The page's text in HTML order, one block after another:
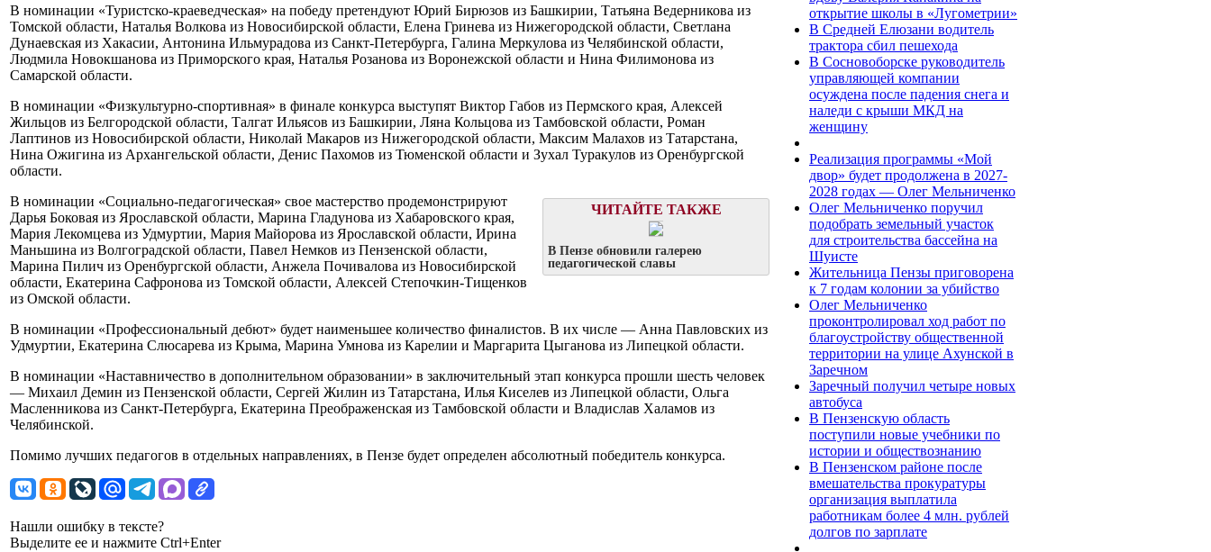
В номинации «Туристско-краеведческая» на победу претендуют Юрий Бирюзов из Башкирии, Татьяна Ведерникова из
Томской области, Наталья Волкова из Новосибирской области, Елена Гринева из Нижегородской области, Светлана
Дунаевская из Хакасии, Антонина Ильмурадова из Санкт-Петербурга, Галина Меркулова из Челябинской области,
Людмила Новокшанова из Приморского края, Наталья Розанова из Воронежской области и Нина Филимонова из
Самарской области.
В номинации «Физкультурно-спортивная» в финале конкурса выступят Виктор Габов из Пермского края, Алексей
Жильцов из Белгородской области, Талгат Ильясов из Башкирии, Ляна Кольцова из Тамбовской области, Роман
Лаптинов из Новосибирской области, Николай Макаров из Нижегородской области, Максим Малахов из Татарстана,
Нина Ожигина из Архангельской области, Денис Пахомов из Тюменской области и Зухал Туракулов из Оренбургской
области.
ЧИТАЙТЕ ТАКЖЕ
В Пензе обновили галерею
педагогической славы
В номинации «Социально-педагогическая» свое мастерство продемонстрируют
Дарья Боковая из Ярославской области, Марина Гладунова из Хабаровского края,
Мария Лекомцева из Удмуртии, Мария Майорова из Ярославской области, Ирина
Маньшина из Волгоградской области, Павел Немков из Пензенской области,
Марина Пилич из Оренбургской области, Анжела Почивалова из Новосибирской
области, Екатерина Сафронова из Томской области, Алексей Степочкин-Тищенков
из Омской области.
В номинации «Профессиональный дебют» будет наименьшее количество финалистов. В их числе — Анна Павловских из
Удмуртии, Екатерина Слюсарева из Крыма, Марина Умнова из Карелии и Маргарита Цыганова из Липецкой области.
В номинации «Наставничество в дополнительном образовании» в заключительный этап конкурса прошли шесть человек
— Михаил Демин из Пензенской области, Сергей Жилин из Татарстана, Илья Киселев из Липецкой области, Ольга
Масленникова из Санкт-Петербурга, Екатерина Преображенская из Тамбовской области и Владислав Халамов из
Челябинской.
Помимо лучших педагогов в отдельных направлениях, в Пензе будет определен абсолютный победитель конкурса.
Нашли ошибку в тексте?
Выделите ее и нажмите Ctrl+Enter
открытие школы в «Лугометрии»
В Средней Елюзани водитель
трактора сбил пешехода
В Сосновоборске руководитель
управляющей компании
осуждена после падения снега и
наледи с крыши МКД на
женщину
Реализация программы «Мой
двор» будет продолжена в 2027-
2028 годах — Олег Мельниченко
Олег Мельниченко поручил
подобрать земельный участок
для строительства бассейна на
Шуисте
Жительница Пензы приговорена
к 7 годам колонии за убийство
Олег Мельниченко
проконтролировал ход работ по
благоустройству общественной
территории на улице Ахунской в
Заречном
Заречный получил четыре новых
автобуса
В Пензенскую область
поступили новые учебники по
истории и обществознанию
В Пензенском районе после
вмешательства прокуратуры
организация выплатила
работникам более 4 млн. рублей
долгов по зарплате